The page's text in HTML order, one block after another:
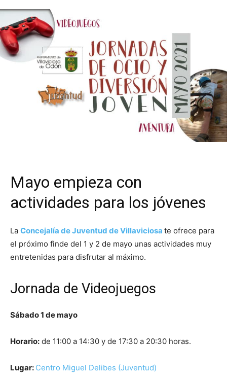
Mayo empieza con
actividades para los jóvenes
La Concejalía de Juventud de Villaviciosa te ofrece para
el próximo finde del 1 y 2 de mayo unas actividades muy
entretenidas para disfrutar al máximo.
Jornada de Videojuegos
Sábado 1 de mayo
Horario: de 11:00 a 14:30 y de 17:30 a 20:30 horas.
Lugar: Centro Miguel Delibes (Juventud)